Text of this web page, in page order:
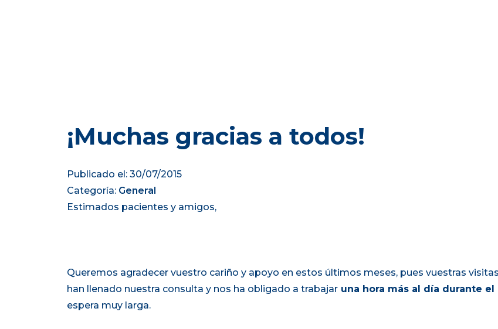
¡Muchas gracias a todos!
Publicado el: 30/07/2015
Categoría: General
Estimados pacientes y amigos,
Queremos agradecer vuestro cariño y apoyo en estos últimos meses, pues vuestras
han llenado nuestra consulta y nos ha obligado a trabajar una hora más al día durante
espera muy larga.